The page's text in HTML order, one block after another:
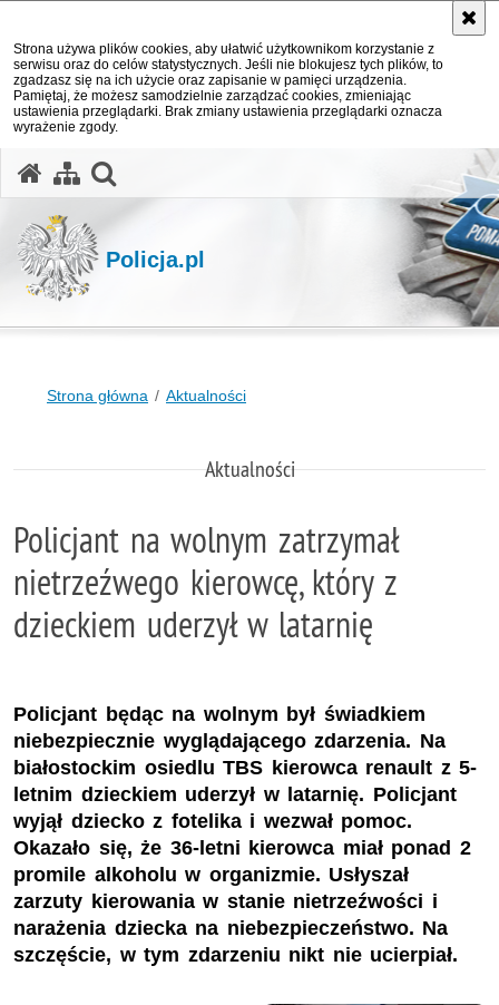
Strona używa plików cookies, aby ułatwić użytkownikom korzystanie z
serwisu oraz do celów statystycznych. Jeśli nie blokujesz tych plików, to
zgadzasz się na ich użycie oraz zapisanie w pamięci urządzenia.
Pamiętaj, że możesz samodzielnie zarządzać cookies, zmieniając
ustawienia przeglądarki. Brak zmiany ustawienia przeglądarki oznacza
wyrażenie zgody.
Policja.pl
Strona główna Aktualności
Aktualności
Policjant na wolnym zatrzymał
nietrzeźwego kierowcę, który z
dzieckiem uderzył w latarnię
Policjant będąc na wolnym był świadkiem
niebezpiecznie wyglądającego zdarzenia. Na
białostockim osiedlu TBS kierowca renault z 5-
letnim dzieckiem uderzył w latarnię. Policjant
wyjął dziecko z fotelika i wezwał pomoc.
Okazało się, że 36-letni kierowca miał ponad 2
promile alkoholu w organizmie. Usłyszał
zarzuty kierowania w stanie nietrzeźwości i
narażenia dziecka na niebezpieczeństwo. Na
szczęście, w tym zdarzeniu nikt nie ucierpiał.